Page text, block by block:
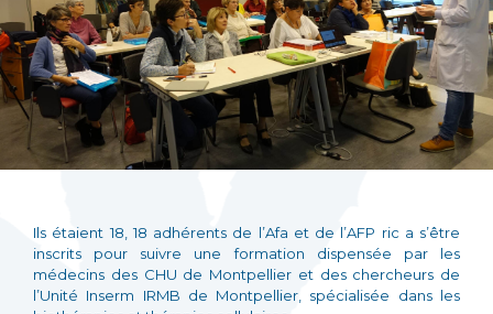
Ils étaient 18, 18 adhérents de l’Afa et de l’AFP ric a s’être
inscrits pour suivre une formation dispensée par les
médecins des CHU de Montpellier et des chercheurs de
l’Unité Inserm IRMB de Montpellier, spécialisée dans les